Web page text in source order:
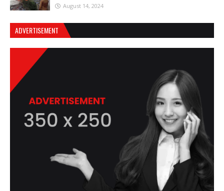
August 14, 2024
ADVERTISEMENT